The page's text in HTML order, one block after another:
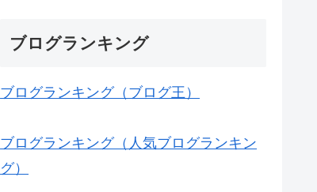
ブログランキング
ブログランキング（ブログ王）
ブログランキング（人気ブログランキン
グ）